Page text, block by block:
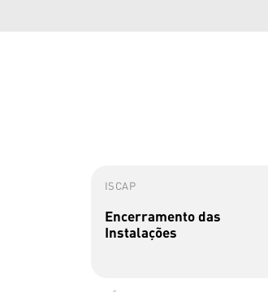
ISCAP
Encerramento das
Instalações